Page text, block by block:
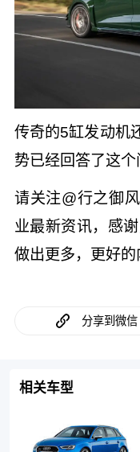
传奇的5缸发动机
势已经回答了这个
请关注@行之御
业最新资讯，感
做出更多，更好的
分享到微信
相关车型